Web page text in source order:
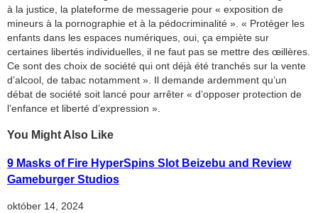
à la justice, la plateforme de messagerie pour « exposition de
mineurs à la pornographie et à la pédocriminalité ». « Protéger les
enfants dans les espaces numériques, oui, ça empiète sur
certaines libertés individuelles, il ne faut pas se mettre des œillères.
Ce sont des choix de société qui ont déjà été tranchés sur la vente
d’alcool, de tabac notamment ». Il demande ardemment qu’un
débat de société soit lancé pour arrêter « d’opposer protection de
l’enfance et liberté d’expression ».
You Might Also Like
9 Masks of Fire HyperSpins Slot Beizebu and Review
Gameburger Studios
október 14, 2024